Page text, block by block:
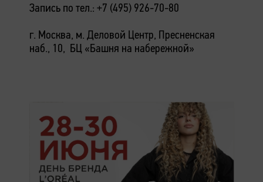
Запись по тел.: +7 (495) 926-70-80
г. Москва, м. Деловой Центр, Пресненская
наб., 10, БЦ «Башня на набережной»